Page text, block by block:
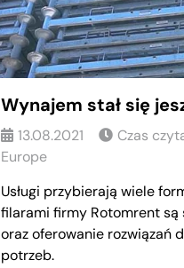
Wynajem stał się
13.08.2021 Czas
Europe
Usługi przybierają wiele
filarami firmy Rotomrent są
oraz oferowanie rozwiązań
potrzeb.